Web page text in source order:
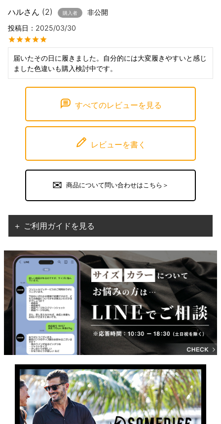
ハル 2 購入者
非公開
投稿日
2025/03/30
届いたその日に履きました。自分的には大変履きやすいと感じ
ました色違いも購入検討中です。
すべてのレビューを見る
レビューを書く
商品について問い合わせはこちら＞
＋ ご利用ガイドを見る